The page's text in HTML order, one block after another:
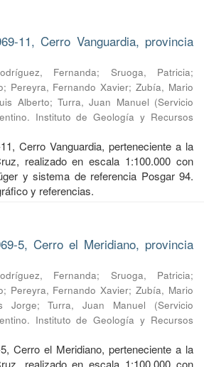
11, Cerro Vanguardia, provincia
Fernanda; Sruoga, Patricia;
; Pereyra, Fernando Xavier;Zubía, Mario
Alberto; Turra, Juan Manuel (Servicio
Instituto de Geología y Recursos
Cerro Vanguardia, perteneciente a la
realizado en escala 1:100.000 con
y sistema de referencia Posgar 94.
y referencias.
5, Cerro el Meridiano, provincia
Fernanda; Sruoga, Patricia;
; Pereyra, Fernando Xavier;Zubía, Mario
Jorge;Turra, Juan Manuel (Servicio
Instituto de Geología y Recursos
Cerro el Meridiano, perteneciente a la
realizado en escala 1:100.000 con